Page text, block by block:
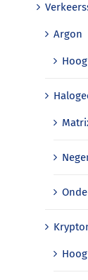
Argon